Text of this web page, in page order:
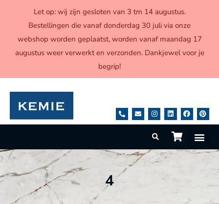
4
Let op: wij zijn gesloten van 3 tm 14 augustus.
Bestellingen die vanaf donderdag 30 juli via onze
webshop worden geplaatst, worden vanaf maandag 17
augustus weer verwerkt en verzonden. Dankjewel voor je
begrip!